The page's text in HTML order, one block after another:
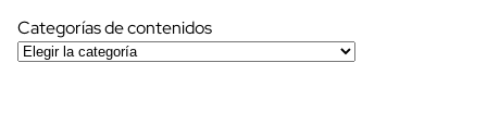
Categorías de contenidos